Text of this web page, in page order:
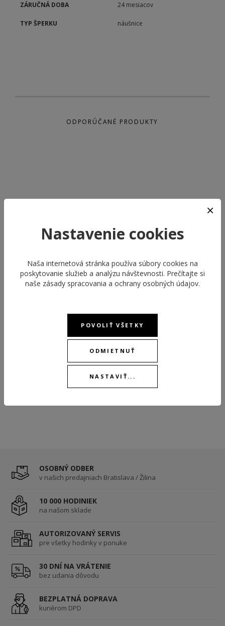
ZÁRUČNÁ DOBA 24 mesiacov
TYP ŠPERKU náušnice
ODPORÚČANÉ PRODUKTY
LOTUS STYLE LS2182-2/2
29,00 €
SKLADOM
LOTUS STYLE LS2182-2/1
25,00 €
SKLADOM
OSOBNÝ ODBER
v našich predajniach Bratislava / Žilina
10 000 HODINIEK
na našom sklade
AUTORIZOVANÝ SERVIS
pre všetky hodinky v ponuke
30 DNÍ NA VRÁTENIE
bez udania dôvodu
BEZPLATNÁ DOPRAVA
kuriérom DPD
Nastavenie cookies
Naša internetová stránka používa súbory cookies na
poskytovanie služieb a analýzu návštevnosti. Prečítajte si
naše zásady spracovania a ochrany osobných údajov.
POVOLIŤ VŠETKY
ODMIETNUŤ
NASTAVIŤ...